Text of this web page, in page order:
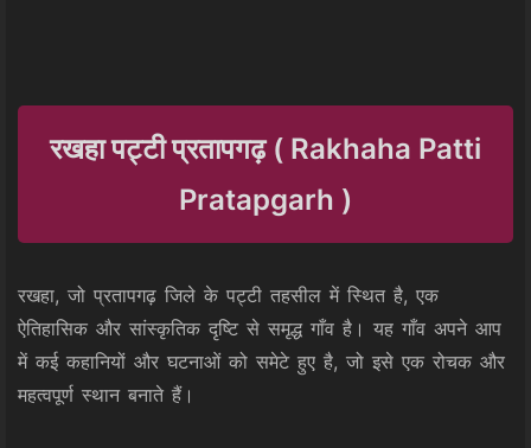
रखहा पट्टी प्रतापगढ़ ( Rakhaha Patti
Pratapgarh )
रखहा, जो प्रतापगढ़ जिले के पट्टी तहसील में स्थित है, एक
ऐतिहासिक और सांस्कृतिक दृष्टि से समृद्ध गाँव है। यह गाँव अपने आप
में कई कहानियों और घटनाओं को समेटे हुए है, जो इसे एक रोचक और
महत्वपूर्ण स्थान बनाते हैं।